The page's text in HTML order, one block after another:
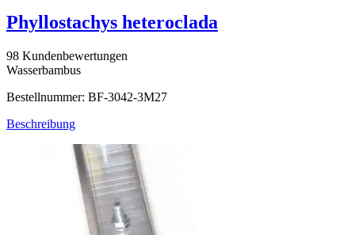
Phyllostachys heteroclada
98 Kundenbewertungen
Wasserbambus
Bestellnummer: BF-3042-3M27
Beschreibung